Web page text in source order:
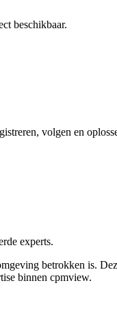
beschikbaar.
volgen en
experts.
betrokken is.
binnen cpmview.